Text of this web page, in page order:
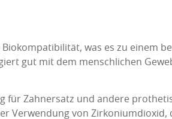
was es zu einem
gut mit dem menschlichen
für Zahnersatz und andere
Verwendung von Zirkoniumdioxid,